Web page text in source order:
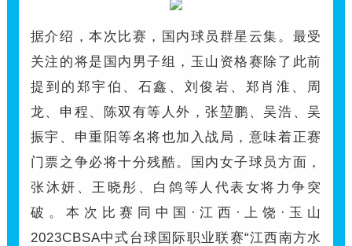
据介绍，本次比赛，国内球员群星云集。最受
关注的将是国内男子组，玉山资格赛除了此前
提到的郑宇伯、石鑫、刘俊岩、郑肖淮、周
龙、申程、陈双有等人外，张堃鹏、吴浩、吴
振宇、申重阳等名将也加入战局，意味着正赛
门票之争必将十分残酷。国内女子球员方面，
张沐妍、王晓彤、白鸽等人代表女将力争突
破。本次比赛同中国·江西·上饶·玉山
2023CBSA中式台球国际职业联赛“江西南方水